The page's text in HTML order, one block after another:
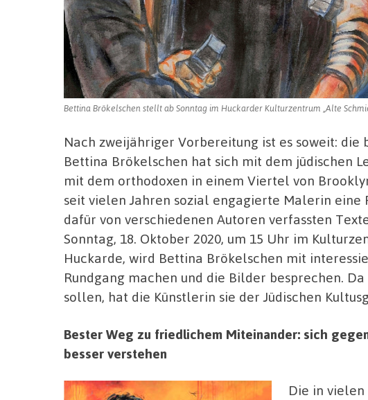
Bettina Brökelschen stellt ab Sonntag im Huckarder Kulturzentrum „Alte
Nach zweijähriger Vorbereitung ist es soweit:
Bettina Brökelschen hat sich mit dem jüdischen
mit dem orthodoxen in einem Viertel von
seit vielen Jahren sozial engagierte Malerin eine
dafür von verschiedenen Autoren verfassten
Sonntag, 18. Oktober 2020, um 15 Uhr im
Huckarde, wird Bettina Brökelschen mit
Rundgang machen und die Bilder besprechen.
sollen, hat die Künstlerin sie der Jüdischen
Bester Weg zu friedlichem Miteinander: sich
besser verstehen
Die in